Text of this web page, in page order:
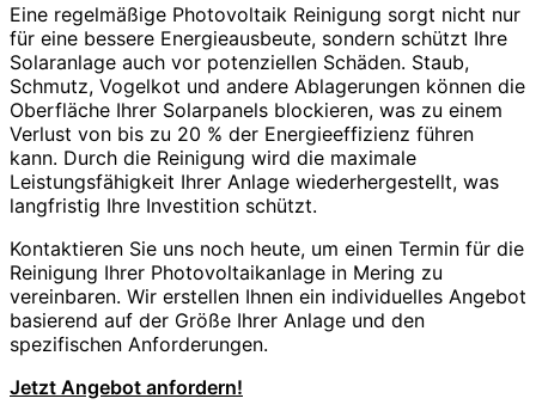
Eine regelmäßige Photovoltaik Reinigung sorgt nicht nur
für eine bessere Energieausbeute, sondern schützt Ihre
Solaranlage auch vor potenziellen Schäden. Staub,
Schmutz, Vogelkot und andere Ablagerungen können die
Oberfläche Ihrer Solarpanels blockieren, was zu einem
Verlust von bis zu 20 % der Energieeffizienz führen
kann. Durch die Reinigung wird die maximale
Leistungsfähigkeit Ihrer Anlage wiederhergestellt, was
langfristig Ihre Investition schützt.
Kontaktieren Sie uns noch heute, um einen Termin für die
Reinigung Ihrer Photovoltaikanlage in Mering zu
vereinbaren. Wir erstellen Ihnen ein individuelles Angebot
basierend auf der Größe Ihrer Anlage und den
spezifischen Anforderungen.
Jetzt Angebot anfordern!